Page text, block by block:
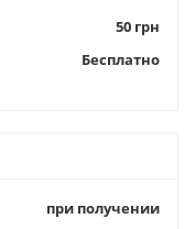
50 грн
Бесплатно
при получении